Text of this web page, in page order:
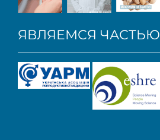
ЯВЛЯЕМСЯ ЧАСТЬЮ